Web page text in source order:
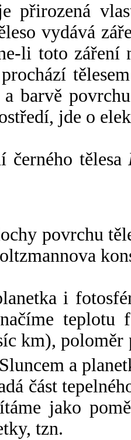
přirozená
vydává
li toto záření
barvě
jde o
černého tělesa
povrchu
i
km),
a
část
jako
tzn.